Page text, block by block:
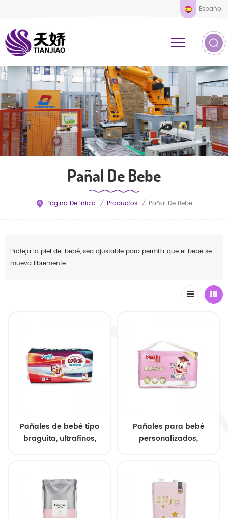
Español
Pañal De Bebe
Página De Inicio / Productos / Pañal De Bebe
Proteja la piel del bebé, sea ajustable para permitir que el bebé se
mueva libremente.
Pañales de bebé tipo
braguita, ultrafinos,
Pañales para bebé
personalizados,